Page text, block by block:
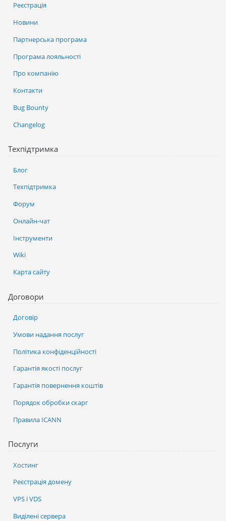
Послуги
Хостинг
Реєстрація домену
VPS і VDS
Виділені сервера
Реєстрація
Новини
Партнерська програма
Програма лояльності
Про компанію
Контакти
Bug Bounty
Changelog
Техпідтримка
Блог
Техпідтримка
Форум
Онлайн-чат
Інструменти
Wiki
Карта сайту
Договори
Договір
Умови надання послуг
Політика конфіденційності
Гарантія якості послуг
Гарантія повернення коштів
Порядок обробки скарг
Правила ICANN